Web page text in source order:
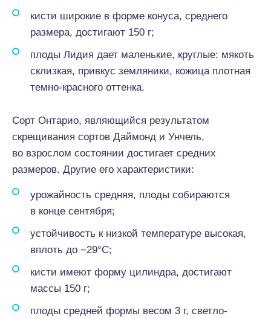
кисти широкие в форме конуса, среднего
размера, достигают 150 г;
плоды Лидия дает маленькие, круглые: мякоть
склизкая, привкус земляники, кожица плотная
темно-красного оттенка.
Сорт Онтарио, являющийся результатом
скрещивания сортов Даймонд и Унчель,
во взрослом состоянии достигает средних
размеров. Другие его характеристики:
урожайность средняя, плоды собираются
в конце сентября;
устойчивость к низкой температуре высокая,
вплоть до −29°С;
кисти имеют форму цилиндра, достигают
массы 150 г;
плоды средней формы весом 3 г, светло-